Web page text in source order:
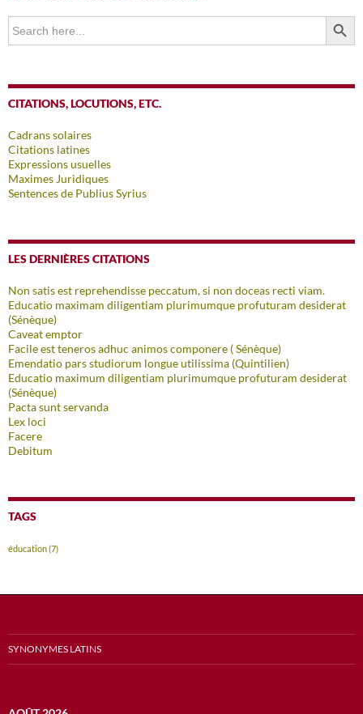
Search
for:
SEARCH
CITATIONS, LOCUTIONS, ETC.
Cadrans solaires
Citations latines
Expressions usuelles
Maximes Juridiques
Sentences de Publius Syrius
LES DERNIÈRES CITATIONS
Non satis est reprehendisse peccatum, si non doceas recti viam.
Educatio maximam diligentiam plurimumque profuturam desiderat
(Sénèque)
Caveat emptor
Facile est teneros adhuc animos componere ( Sénèque)
Emendatio pars studiorum longue utilissima (Quintilien)
Educatio maximum diligentiam plurimumque profuturam desiderat
(Sénèque)
Pacta sunt servanda
Lex loci
Facere
Debitum
TAGS
éducation(7)
SYNONYMES LATINS